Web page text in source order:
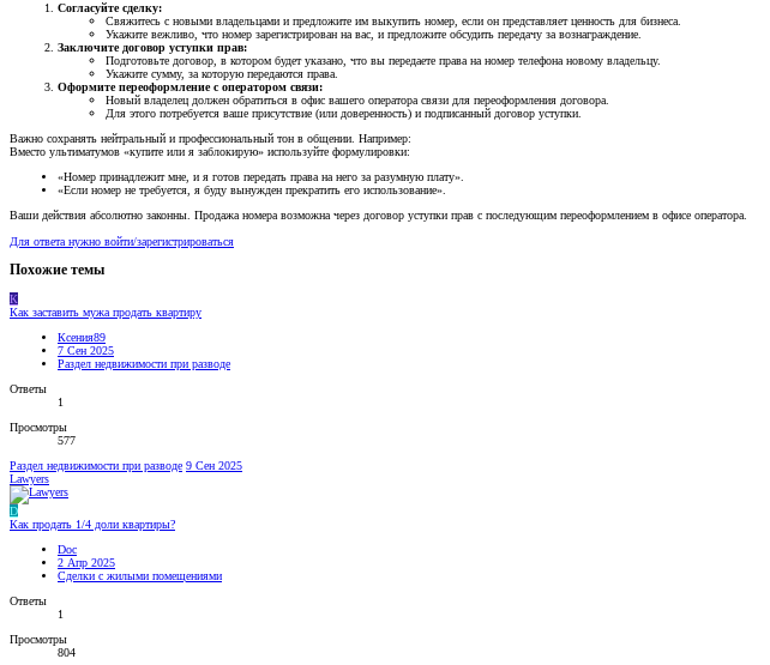
Согласуйте сделку:
Свяжитесь с новыми владельцами и предложите им выкупить номер, если он представляет ценность для бизнеса.
Укажите вежливо, что номер зарегистрирован на вас, и предложите обсудить передачу за вознаграждение.
Заключите договор уступки прав:
Подготовьте договор, в котором будет указано, что вы передаете права на номер телефона новому владельцу.
Укажите сумму, за которую передаются права.
Оформите переоформление с оператором связи:
Новый владелец должен обратиться в офис вашего оператора связи для переоформления договора.
Для этого потребуется ваше присутствие (или доверенность) и подписанный договор уступки.
Важно сохранять нейтральный и профессиональный тон в общении. Например:
Вместо ультиматумов «купите или я заблокирую» используйте формулировки:
«Номер принадлежит мне, и я готов передать права на него за разумную плату».
«Если номер не требуется, я буду вынужден прекратить его использование».
Ваши действия абсолютно законны. Продажа номера возможна через договор уступки прав с последующим переоформлением в офисе оператора.
Для ответа нужно войти/зарегистрироваться
Похожие темы
К
Как заставить мужа продать квартиру
Ксения89
7 Сен 2025
Раздел недвижимости при разводе
Ответы
1
Просмотры
577
Раздел недвижимости при разводе 9 Сен 2025
Lawyers
D
Как продать 1/4 доли квартиры?
Doc
2 Апр 2025
Сделки с жилыми помещениями
Ответы
1
Просмотры
804